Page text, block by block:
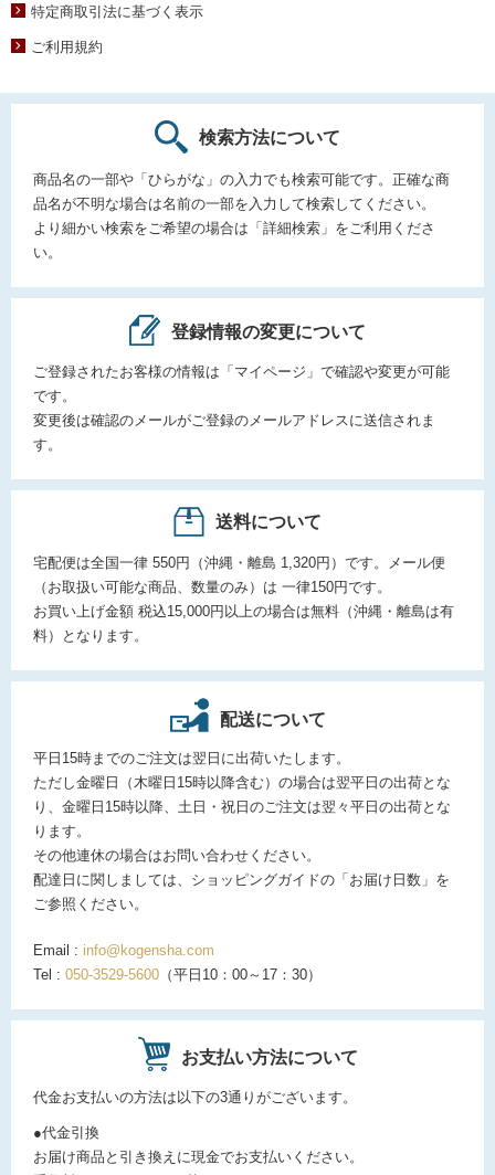
特定商取引法に基づく表示
ご利用規約
検索方法について
商品名の一部や「ひらがな」の入力でも検索可能です。正確な商
品名が不明な場合は名前の一部を入力して検索してください。
より細かい検索をご希望の場合は「詳細検索」をご利用くださ
い。
登録情報の変更について
ご登録されたお客様の情報は「マイページ」で確認や変更が可能
です。
変更後は確認のメールがご登録のメールアドレスに送信されま
す。
送料について
宅配便は全国一律 550円（沖縄・離島 1,320円）です。メール便
（お取扱い可能な商品、数量のみ）は 一律150円です。
お買い上げ金額 税込15,000円以上の場合は無料（沖縄・離島は有
料）となります。
配送について
平日15時までのご注文は翌日に出荷いたします。
ただし金曜日（木曜日15時以降含む）の場合は翌平日の出荷とな
り、金曜日15時以降、土日・祝日のご注文は翌々平日の出荷とな
ります。
その他連休の場合はお問い合わせください。
配達日に関しましては、ショッピングガイドの「お届け日数」を
ご参照ください。
Email : info@kogensha.com
Tel : 050-3529-5600 （平日10：00～17：30）
お支払い方法について
代金お支払いの方法は以下の3通りがございます。
●代金引換
お届け商品と引き換えに現金でお支払いください。